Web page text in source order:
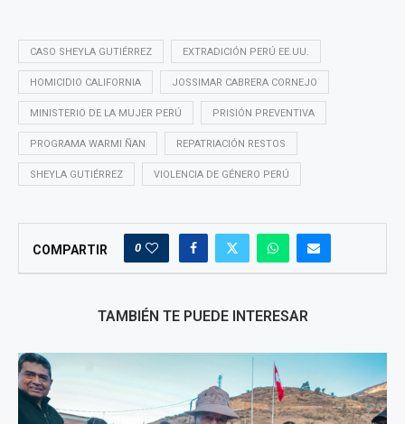
CASO SHEYLA GUTIÉRREZ EXTRADICIÓN PERÚ EE.UU.
HOMICIDIO CALIFORNIA JOSSIMAR CABRERA CORNEJO
MINISTERIO DE LA MUJER PERÚ PRISIÓN PREVENTIVA
PROGRAMA WARMI ÑAN REPATRIACIÓN RESTOS
SHEYLA GUTIÉRREZ VIOLENCIA DE GÉNERO PERÚ
COMPARTIR 0
TAMBIÉN TE PUEDE INTERESAR